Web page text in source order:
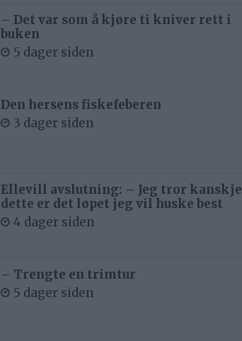
– Det var som å kjøre ti kniver rett i
buken
5 dager siden
Den hersens fiskefeberen
3 dager siden
Ellevill avslutning: – Jeg tror kanskje
dette er det løpet jeg vil huske best
4 dager siden
– Trengte en trimtur
5 dager siden